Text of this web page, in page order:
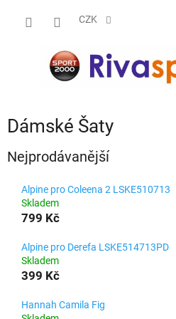
CZK
Dámské Šaty
Nejprodávanější
Alpine pro Coleena 2 LSKE510713
Skladem
799 Kč
Alpine pro Derefa LSKE514713PD
Skladem
399 Kč
Hannah Camila Fig